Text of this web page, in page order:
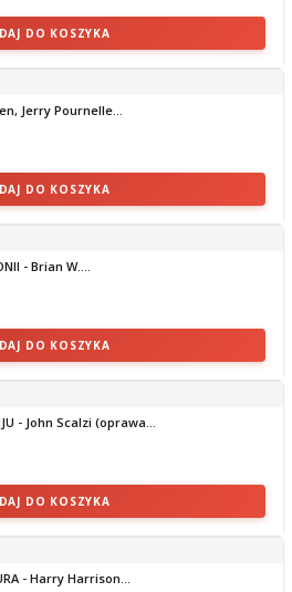
DO KOSZYKA
Jerry Pournelle...
DO KOSZYKA
- Brian W....
DO KOSZYKA
- John Scalzi (oprawa...
DO KOSZYKA
- Harry Harrison...